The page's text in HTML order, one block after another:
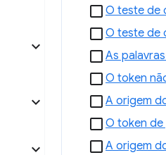
O teste de
O teste de
As
O token
A origem
O token
A origem